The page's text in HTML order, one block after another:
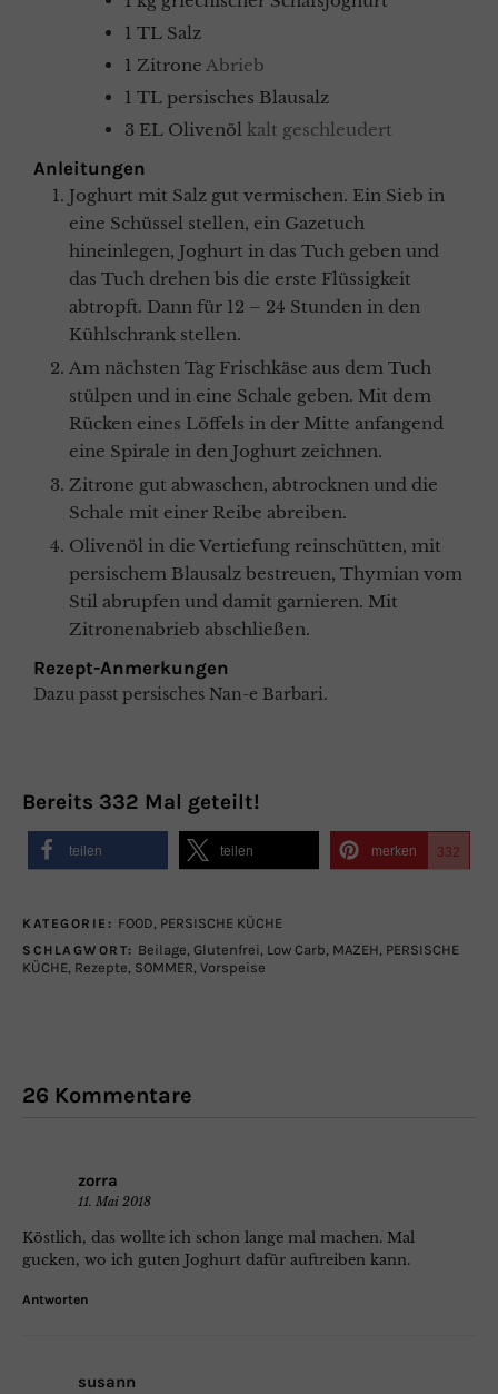
1 TL Salz
1 Zitrone Abrieb
1 TL persisches Blausalz
3 EL Olivenöl kalt geschleudert
Anleitungen
Joghurt mit Salz gut vermischen. Ein Sieb in
eine Schüssel stellen, ein Gazetuch
hineinlegen, Joghurt in das Tuch geben und
das Tuch drehen bis die erste Flüssigkeit
abtropft. Dann für 12 – 24 Stunden in den
Kühlschrank stellen.
Am nächsten Tag Frischkäse aus dem Tuch
stülpen und in eine Schale geben. Mit dem
Rücken eines Löffels in der Mitte anfangend
eine Spirale in den Joghurt zeichnen.
Zitrone gut abwaschen, abtrocknen und die
Schale mit einer Reibe abreiben.
Olivenöl in die Vertiefung reinschütten, mit
persischem Blausalz bestreuen, Thymian vom
Stil abrupfen und damit garnieren. Mit
Zitronenabrieb abschließen.
Rezept-Anmerkungen
Dazu passt persisches Nan-e Barbari.
Bereits 332 Mal geteilt!
teilen teilen merken 332
KATEGORIE: FOOD, PERSISCHE KÜCHE
SCHLAGWORT: Beilage, Glutenfrei, Low Carb, MAZEH, PERSISCHE
KÜCHE, Rezepte, SOMMER, Vorspeise
26 Kommentare
zorra
11. Mai 2018
Köstlich, das wollte ich schon lange mal machen. Mal
gucken, wo ich guten Joghurt dafür auftreiben kann.
Antworten
susann